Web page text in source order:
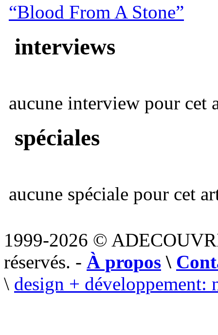
“Blood From A Stone”
interviews
aucune interview pour cet
spéciales
aucune spéciale pour cet
1999-2026 ©
réservés. - À propos \
\ design + développement: